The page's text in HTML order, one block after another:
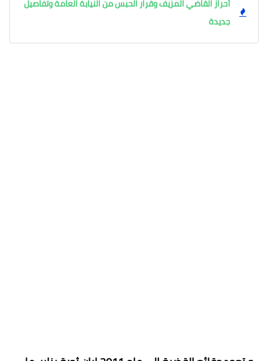
أحراز القاضي المزيف وقرار الحبس من النيابة العامة وتفاصيل
جديدة